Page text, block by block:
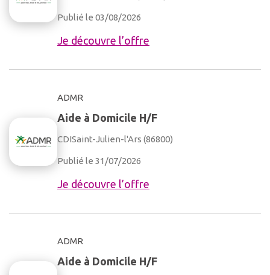
Publié le 03/08/2026
Je découvre l’offre
ADMR
Aide à Domicile H/F
CDISaint-Julien-l'Ars (86800)
Publié le 31/07/2026
Je découvre l’offre
ADMR
Aide à Domicile H/F